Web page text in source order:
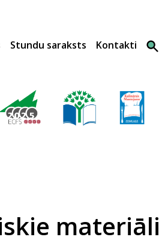
Stundu saraksts Kontakti
materiāli